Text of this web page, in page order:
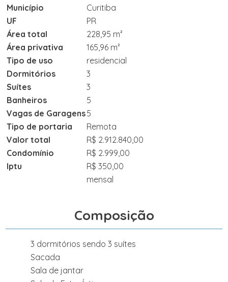
Município
Curitiba
UF
PR
Área total
228,95 m²
Área privativa
165,96 m²
Tipo de uso
residencial
Dormitórios
3
Suítes
3
Banheiros
5
Vagas de Garagens5
Tipo de portaria
Remota
Valor total
R$ 2.912.840,00
Condomínio
R$ 2.999,00
Iptu
R$ 350,00
mensal
Composição
3 dormitórios sendo 3 suítes
Sacada
Sala de jantar